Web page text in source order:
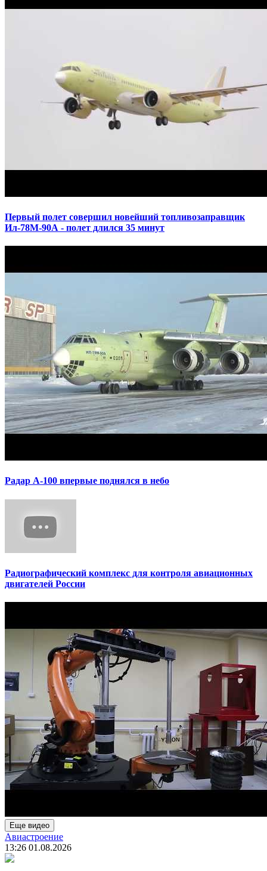
Первый полет совершил новейший топливозаправщик
Ил-78М-90А - полет длился 35 минут
Радар А-100 впервые поднялся в небо
Радиографический комплекс для контроля авиационных
двигателей России
Еще видео
Авиастроение
13:26 01.08.2026